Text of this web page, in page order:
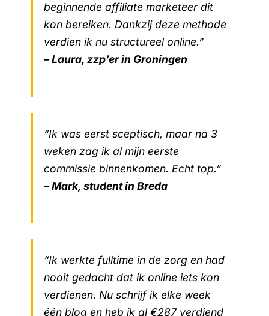
beginnende affiliate marketeer dit
kon bereiken. Dankzij deze methode
verdien ik nu structureel online.”
– Laura, zzp’er in Groningen
“Ik was eerst sceptisch, maar na 3
weken zag ik al mijn eerste
commissie binnenkomen. Echt top.”
– Mark, student in Breda
“Ik werkte fulltime in de zorg en had
nooit gedacht dat ik online iets kon
verdienen. Nu schrijf ik elke week
één blog en heb ik al €287 verdiend